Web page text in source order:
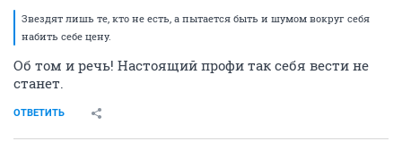
Звездят лишь те, кто не есть, а пытается быть и шумом вокруг себя
набить себе цену.
Об том и речь! Настоящий профи так себя вести не
станет.
ОТВЕТИТЬ